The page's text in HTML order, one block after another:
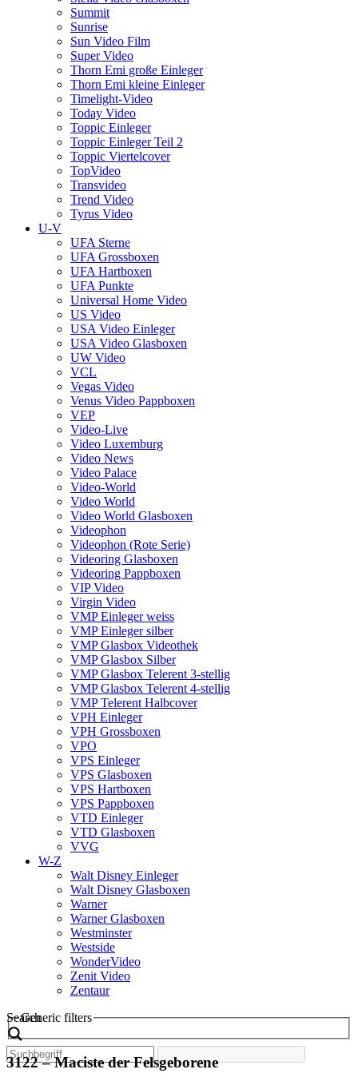
Summit
Sunrise
Sun Video Film
Super Video
Thorn Emi große Einleger
Thorn Emi kleine Einleger
Timelight-Video
Today Video
Toppic Einleger
Toppic Einleger Teil 2
Toppic Viertelcover
TopVideo
Transvideo
Trend Video
Tyrus Video
U-V
UFA Sterne
UFA Grossboxen
UFA Hartboxen
UFA Punkte
Universal Home Video
US Video
USA Video Einleger
USA Video Glasboxen
UW Video
VCL
Vegas Video
Venus Video Pappboxen
VEP
Video-Live
Video Luxemburg
Video News
Video Palace
Video-World
Video World
Video World Glasboxen
Videophon
Videophon (Rote Serie)
Videoring Glasboxen
Videoring Pappboxen
VIP Video
Virgin Video
VMP Einleger weiss
VMP Einleger silber
VMP Glasbox Videothek
VMP Glasbox Silber
VMP Glasbox Telerent 3-stellig
VMP Glasbox Telerent 4-stellig
VMP Telerent Halbcover
VPH Einleger
VPH Grossboxen
VPO
VPS Einleger
VPS Glasboxen
VPS Hartboxen
VPS Pappboxen
VTD Einleger
VTD Glasboxen
VVG
W-Z
Walt Disney Einleger
Walt Disney Glasboxen
Warner
Warner Glasboxen
Westminster
Westside
WonderVideo
Zenit Video
Zentaur
Search
Generic filters
3122 – Maciste der Felsgeborene